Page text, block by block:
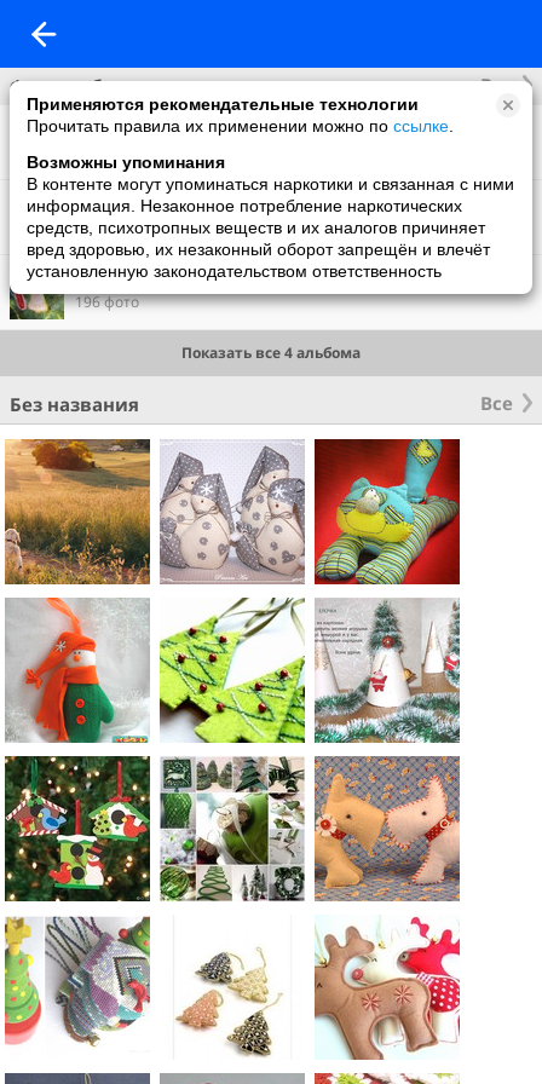
Применяются рекомендательные технологии
Прочитать правила их применении можно по ссылке
Возможны упоминания
В контенте могут упоминаться наркотики и связанная с ними
информация. Незаконное потребление наркотических
средств, психотропных веществ и их аналогов причиняет
вред здоровью, их незаконный оборот запрещён и влечёт
установленную законодательством ответственность
Фотоальбомы Все
Фото со мной
Картинки
5 фото
Подготовка к новому году
196 фото
Показать все 4 альбома
Без названия Все